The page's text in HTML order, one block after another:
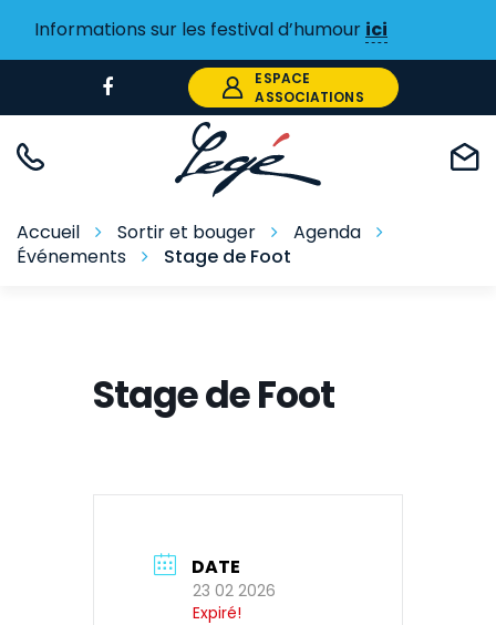
Informations sur les festival d’humour ici
vers
Facebook
ESPACE
ASSOCIATIONS
Accueil Sortir et bouger
Agenda
Événements
Stage de Foot
Stage de Foot
DATE
23 02 2026
Expiré!